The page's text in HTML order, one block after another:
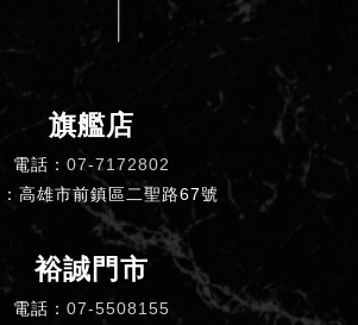
旗艦店
電話： 07-7172802
高雄市前鎮區二聖路67號
裕誠門市
電話： 07-5508155